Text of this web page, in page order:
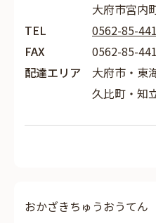
大府市宮内
TEL
0562-85-
FAX
0562-85-
配達エリア
大府市・東
久比町・知
おかざきちゅうおうてん